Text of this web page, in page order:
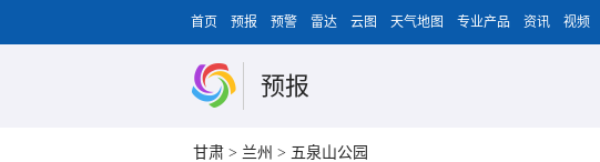
首页 预报 预警 雷达 云图 天气地图 专业产品 资讯 视频
预报
甘肃 > 兰州 > 五泉山公园